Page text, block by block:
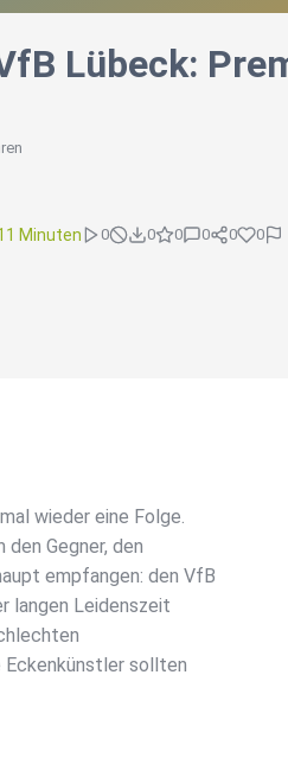
Lübeck:
Minuten 0 0 0 0 0 0
wieder eine Folge.
Gegner, den
empfangen: den VfB
langen Leidenszeit
Eckenkünstler sollten